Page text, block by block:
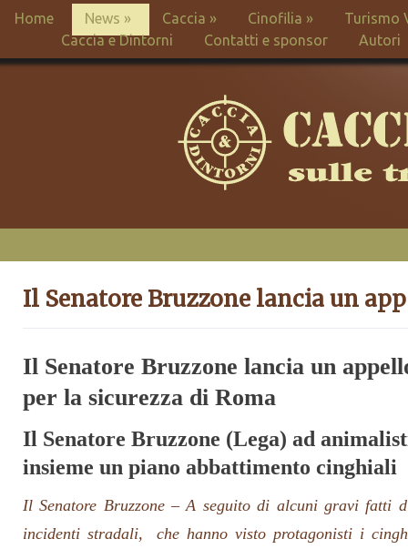
Home News » Caccia » Cinofilia »
Turismo
Caccia e Dintorni
Contatti e sponsor Autori
Il Senatore Bruzzone lancia un
Il Senatore Bruzzone lancia un
per la sicurezza di Roma
Il Senatore Bruzzone (Lega) ad
insieme un piano abbattimento cinghiali
Il Senatore Bruzzone – A seguito di alcuni gravi fatti
incidenti stradali, che hanno visto protagonisti i